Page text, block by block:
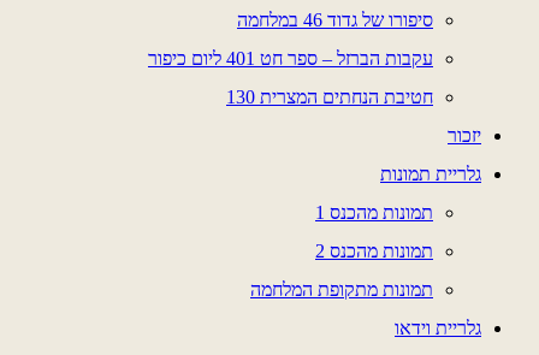
סיפורו של גדוד 46 במלחמה
עקבות הברזל – ספר חט 401 ליום כיפור
חטיבת הנחתים המצרית 130
יזכור
גלריית תמונות
תמונות מהכנס 1
תמונות מהכנס 2
תמונות מתקופת המלחמה
גלריית וידאו